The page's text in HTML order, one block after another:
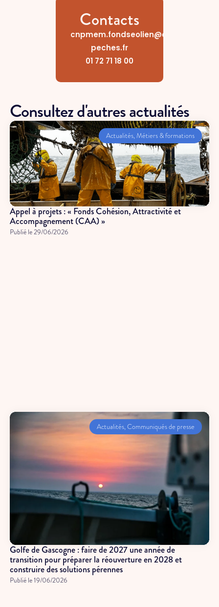
Contacts
cnpmem.fondseolien@comite-
peches.fr
01 72 71 18 00
Consultez d'autres actualités
Actualités,Métiers & formations
Appel à projets : « Fonds Cohésion, Attractivité et
Accompagnement (CAA) »
Publié le29/06/2026
Actualités, Communiqués de presse
Golfe de Gascogne : faire de 2027 une année de
transition pour préparer la réouverture en 2028 et
construire des solutions pérennes
Publié le19/06/2026